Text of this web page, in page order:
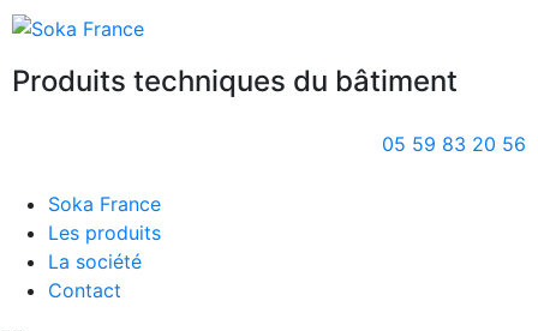
Produits techniques du bâtiment
05 59 83 20 56
Soka France
Les produits
La société
Contact